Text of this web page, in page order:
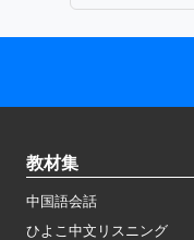
教材集
中国語会話
ひよこ中文リスニング